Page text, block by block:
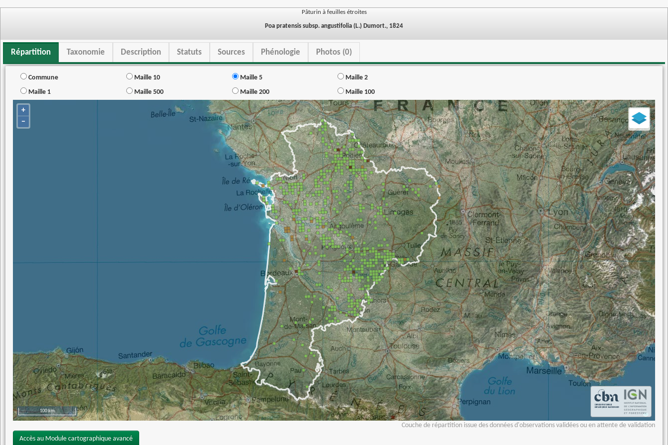
Pâturin à feuilles étroites
Poa pratensis subsp. angustifolia (L.) Dumort., 1824
Répartition Taxonomie Description Statuts Sources Phénologie Photos (0)
Commune Maille 10 Maille 5
Maille 2
Maille 1
Maille 500 Maille 200 Maille 100
+
−
100 km
Couche de répartition issue des données d'observations validées ou en attente de validation
Accès au Module cartographique avancé